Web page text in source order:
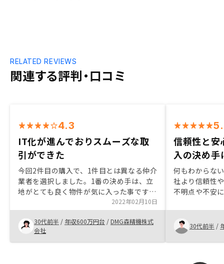
関連する評判・口コミ
RELATED REVIEWS
4.3
IT化が進んでおりスムーズな取
引ができた
今回2件目の購入で、1件目とは異なる仲介
業者を選択しました。1番の決め手は、立
地がとても良く物件が気に入った事です
が、手続きがためもスムーズな印象をうけ
ました。例えば1件目では購入手続きから
引渡しまで約2ヶ月かかりましたが、
RENOSYさんは1ヶ月未満、また契約時
の、書類書き込みの時間も1件目は2時間
2022年02月10日
30代前半 / 年収600万円台 /DMG森精機株式
会社
信頼性と安
入の決め
何もわからな
社より信頼性
不明点や不安
ている情報に
ていただけて
らの生活背景
でよかった。
30代前半 /